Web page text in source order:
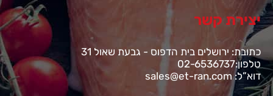
יצירת קשר
כתובת: ירושלים בית הדפוס - גבעת שאול 31
טלפון:02-6536737
דוא”ל: sales@et-ran.com